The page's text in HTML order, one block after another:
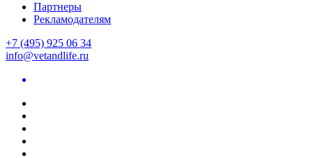
Партнеры
Рекламодателям
+7 (495) 925 06 34
info@vetandlife.ru